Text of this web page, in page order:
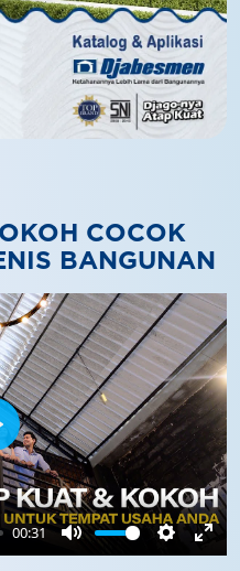
COCOK
BANGUNAN
00:31
Mute Settings